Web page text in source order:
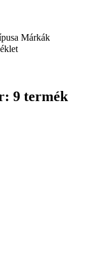
Márkák
9 termék